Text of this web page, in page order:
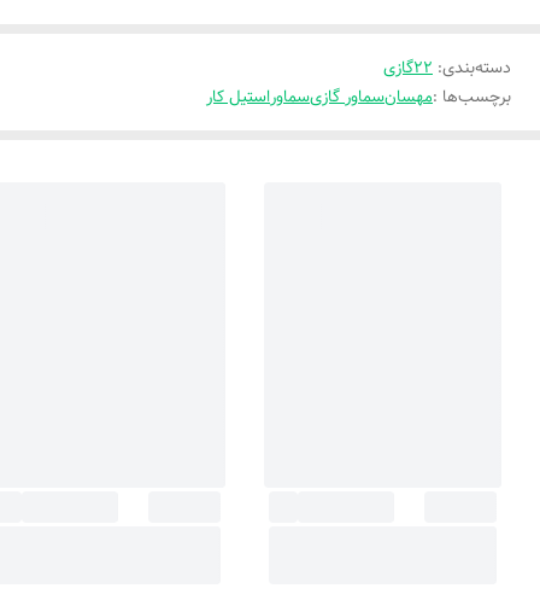
دسته‌بندی: 22گازی
برچسب‌ها :مهسانسماور گازیسماوراستیل کار